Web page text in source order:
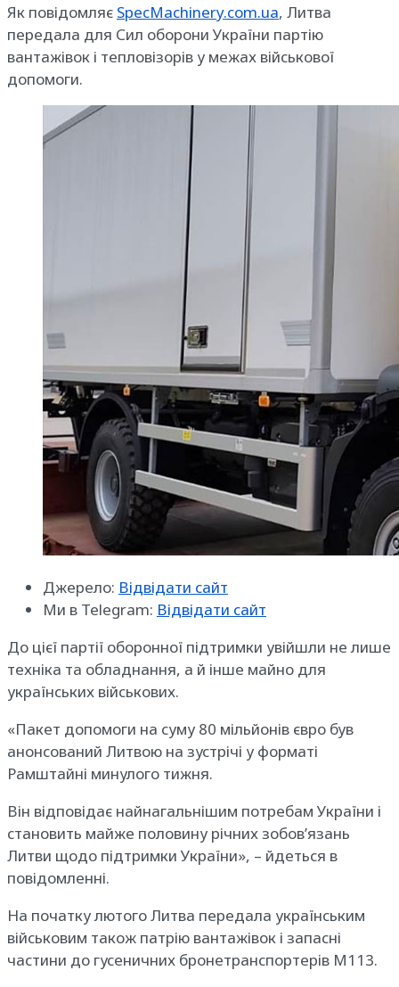
Як повідомляє SpecMachinery.com.ua, Литва
передала для Сил оборони України партію
вантажівок і тепловізорів у межах військової
допомоги.
Джерело: Відвідати сайт
Ми в Telegram: Відвідати сайт
До цієї партії оборонної підтримки увійшли не лише
техніка та обладнання, а й інше майно для
українських військових.
«Пакет допомоги на суму 80 мільйонів євро був
анонсований Литвою на зустрічі у форматі
Рамштайні минулого тижня.
Він відповідає найнагальнішим потребам України і
становить майже половину річних зобов’язань
Литви щодо підтримки України», – йдеться в
повідомленні.
На початку лютого Литва передала українським
військовим також патрію вантажівок і запасні
частини до гусеничних бронетранспортерів M113.